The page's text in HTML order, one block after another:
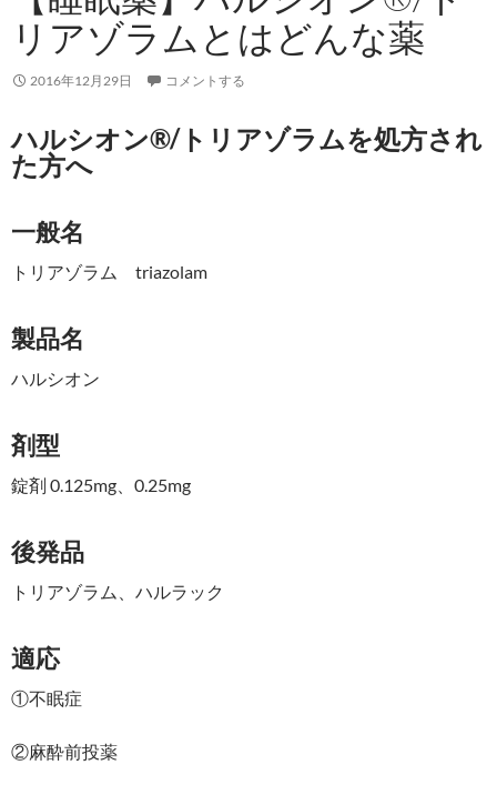
リアゾラムとはどんな薬
2016年12月29日 コメントする
ハルシオン®/トリアゾラムを処方され
た方へ
一般名
トリアゾラム triazolam
製品名
ハルシオン
剤型
錠剤 0.125mg、0.25mg
後発品
トリアゾラム、ハルラック
適応
①不眠症
②麻酔前投薬